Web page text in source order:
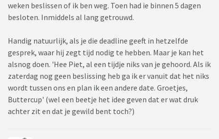
weken beslissen of ik ben weg. Toen had ie binnen 5 dagen
besloten. Inmiddels al lang getrouwd.
Handig natuurlijk, als je die deadline geeft in hetzelfde
gesprek, waar hij zegt tijd nodig te hebben. Maar je kan het
alsnog doen. 'Hee Piet, al een tijdje niks van je gehoord. Als ik
zaterdag nog geen beslissing heb ga ik er vanuit dat het niks
wordt tussen ons en plan ik een andere date. Groetjes,
Buttercup' (wel een beetje het idee geven dat er wat druk
achter zit en dat je gewild bent toch?)